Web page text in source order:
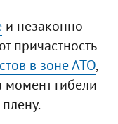
и незаконно
причастность
в зоне АТО,
гибели